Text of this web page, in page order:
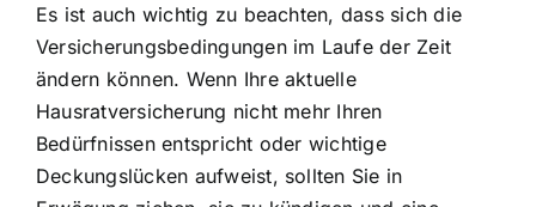
Es ist auch wichtig zu beachten, dass sich die
Versicherungsbedingungen im Laufe der Zeit
ändern können. Wenn Ihre aktuelle
Hausratversicherung nicht mehr Ihren
Bedürfnissen entspricht oder wichtige
Deckungslücken aufweist, sollten Sie in